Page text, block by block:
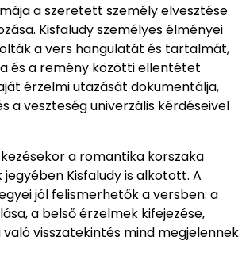
a szeretett személy elvesztése
Kisfaludy személyes élményei
a vers hangulatát és tartalmát,
és a remény közötti ellentétet
érzelmi utazását dokumentálja,
a veszteség univerzális kérdéseivel
a romantika korszaka
Kisfaludy is alkotott. A
jól felismerhetők a versben: a
a belső érzelmek kifejezése,
visszatekintés mind megjelennek